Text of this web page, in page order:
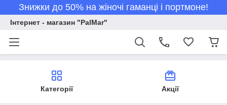
Знижки до 50% на жіночі гаманці і портмоне!
Інтернет - магазин "PalMar"
Категорії Акції